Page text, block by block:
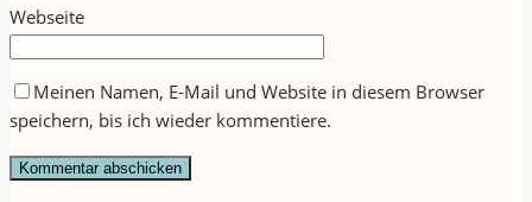
Webseite
Meinen Namen, E-Mail und Website in diesem Browser
speichern, bis ich wieder kommentiere.